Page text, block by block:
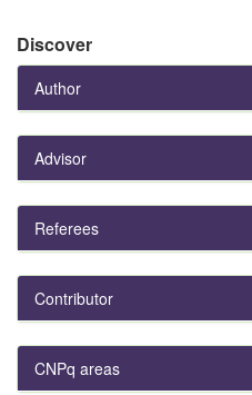
Discover
Author
Advisor
Referees
Contributor
CNPq areas